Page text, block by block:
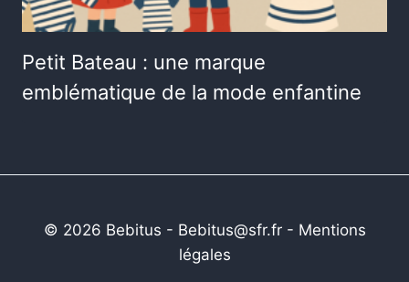
Petit Bateau : une marque
emblématique de la mode enfantine
© 2026 Bebitus - Bebitus@sfr.fr - Mentions
légales